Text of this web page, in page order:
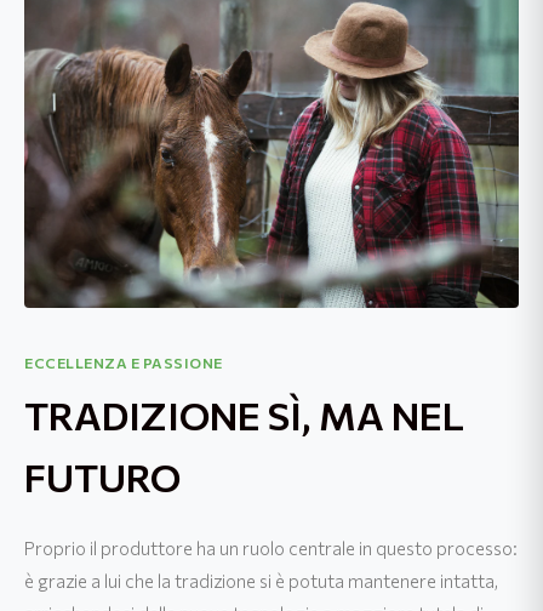
ECCELLENZA E PASSIONE
TRADIZIONE SÌ, MA NEL
FUTURO
Proprio il produttore ha un ruolo centrale in questo processo:
è grazie a lui che la tradizione si è potuta mantenere intatta,